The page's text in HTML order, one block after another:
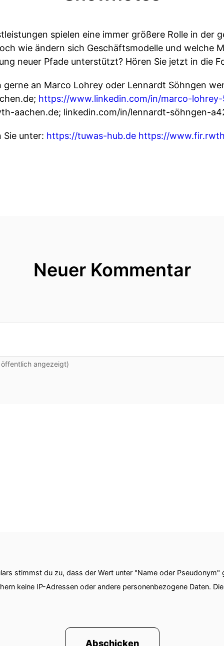
spielen eine immer größere Rolle in der
wie ändern sich Geschäftsmodelle und welche
neuer Pfade unterstützt? Hören Sie jetzt in die
gerne an Marco Lohrey oder Lennardt Söhngen
https://www.linkedin.com/in/marco-
aachen.de; linkedin.com/in/lennardt-söhngen-
unter: https://tuwas-hub.de https://
Neuer Kommentar
angezeigt)
stimmst du zu, dass der Wert unter "Name oder
keine IP-Adressen oder andere personenbezogene Daten.
Abschicken